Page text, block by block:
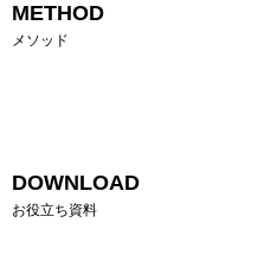
METHOD
メソッド
DOWNLOAD
お役立ち資料